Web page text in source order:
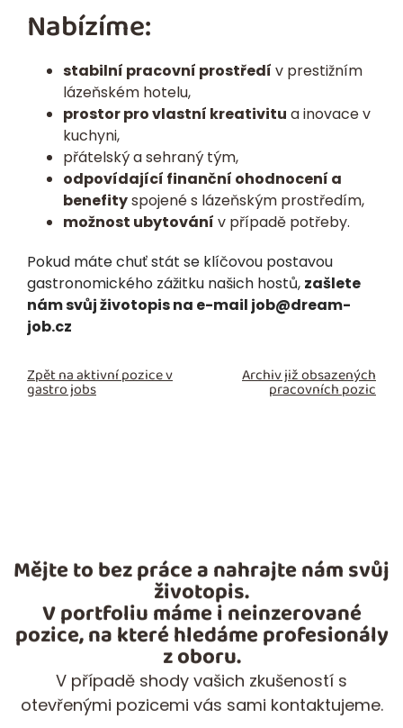
Nabízíme:
stabilní pracovní prostředí v prestižním
lázeňském hotelu,
prostor pro vlastní kreativitu a inovace v
kuchyni,
přátelský a sehraný tým,
odpovídající finanční ohodnocení a
benefityspojené s lázeňským prostředím,
možnost ubytování v případě potřeby.
Pokud máte chuť stát se klíčovou postavou
gastronomického zážitku našich hostů, zašlete
nám svůj životopis na e-mail job@dream-
job.cz
Zpět na aktivní pozice v
gastro jobs
Archiv již obsazených
pracovních pozic
Mějte to bez práce a nahrajte nám svůj
životopis.
V portfoliu máme i neinzerované
pozice, na které hledáme profesionály
z oboru.
V případě shody vašich zkušeností s
otevřenými pozicemi vás sami kontaktujeme.